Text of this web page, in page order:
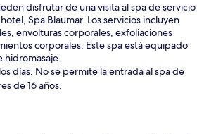
disfrutar de una visita al spa de servicio
Spa Blaumar. Los servicios incluyen
envolturas corporales, exfoliaciones
corporales. Este spa está equipado
hidromasaje.
días. No se permite la entrada al spa de
de 16 años.